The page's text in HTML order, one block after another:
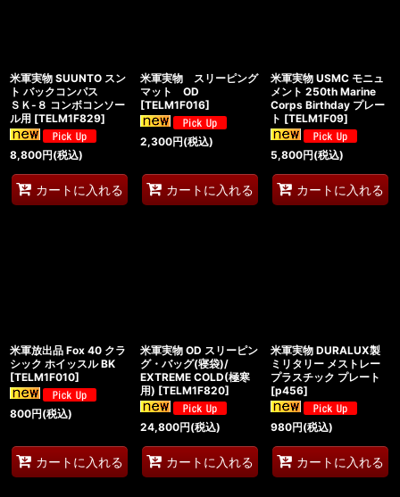
米軍実物 SUUNTO スン
ト バックコンパス
ＳＫ-８ コンボコンソー
ル用 [TELM1F829]
8,800円(税込)
カートに入れる
米軍実物 スリーピング
マット OD
[TELM1F016]
2,300円(税込)
カートに入れる
米軍実物 USMC モニュ
メント 250th Marine
Corps Birthday プレー
ト [TELM1F09]
5,800円(税込)
カートに入れる
米軍放出品 Fox 40 クラ
シック ホイッスル BK
[TELM1F010]
800円(税込)
カートに入れる
米軍実物 OD スリーピン
グ・バッグ(寝袋)/
EXTREME COLD(極寒
用) [TELM1F820]
24,800円(税込)
カートに入れる
米軍実物 DURALUX製
ミリタリー メストレー
プラスチック プレート
[p456]
980円(税込)
カートに入れる